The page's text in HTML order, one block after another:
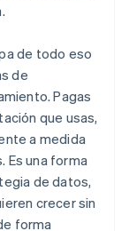
de todo eso
de
Pagas
que usas,
a medida
Es una forma
de datos,
crecer sin
forma